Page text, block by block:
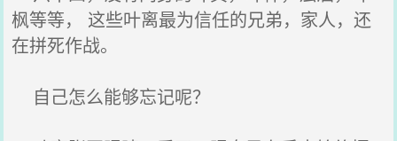
枫等等， 这些叶离最为信任的兄弟，家人，还
在拼死作战。
自己怎么能够忘记呢？